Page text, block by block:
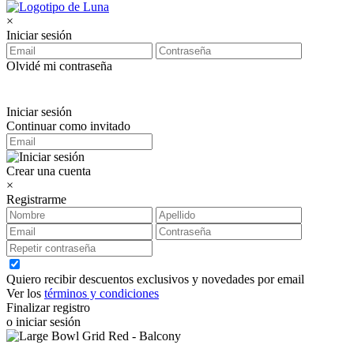
×
Iniciar sesión
Olvidé mi contraseña
Iniciar sesión
Continuar como invitado
Crear una cuenta
×
Registrarme
Quiero recibir descuentos exclusivos y novedades por email
Ver los términos y condiciones
Finalizar registro
o iniciar sesión